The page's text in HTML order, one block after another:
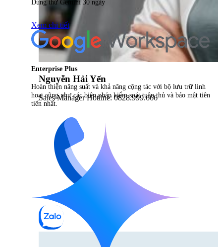
Nguyễn Hải Yến
Sales Manager Hotline: 0828.999.666
Dùng thử Gemini 30 ngày
Xem chi tiết
Enterprise Plus
Hoàn thiện năng suất và khả năng cộng tác với bộ lưu trữ linh
hoạt cũng như các biện pháp kiểm soát tuân thủ và bảo mật tiên
tiến nhất.